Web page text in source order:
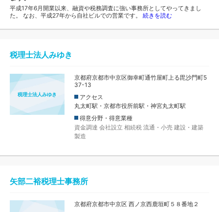
平成17年6月開業以来、融資や税務調査に強い事務所としてやってきまし
た。 なお、平成27年から自社ビルでの営業です。 続きを読む
税理士法人みゆき
税理士法人みゆき
京都府京都市中京区御幸町通竹屋町上る毘沙門町5
37-13
アクセス
丸太町駅・京都市役所前駅・神宮丸太町駅
得意分野・得意業種
資金調達 会社設立 相続税 流通・小売 建設・建築
製造
矢部二裕税理士事務所
京都府京都市中京区 西ノ京西鹿垣町５８番地２